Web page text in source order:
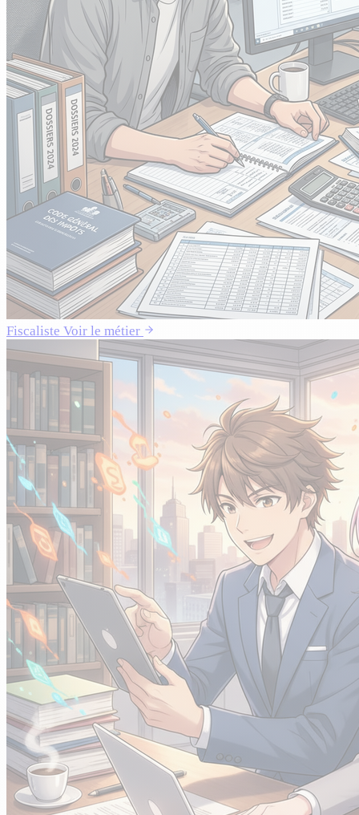
Fiscaliste Voir le métier